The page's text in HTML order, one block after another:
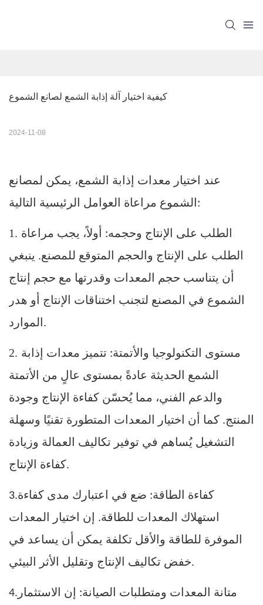
كيفية اختيار آلة إذابة الشمع لصانع الشموع
2024-11-08
عند اختيار معدات إذابة الشمع، يمكن لمصانع
الشموع مراعاة العوامل الرئيسية التالية:
1. الطلب على الإنتاج وحجمه: أولاً، يجب مراعاة
الطلب على الإنتاج والحجم المتوقع للمصنع. ينبغي
أن يتناسب حجم المعدات وقدرتها مع حجم إنتاج
الشموع في المصنع لتجنب اختناقات الإنتاج أو هدر
الموارد.
2. مستوى التكنولوجيا والأتمتة: تتميز معدات إذابة
الشمع الحديثة عادةً بمستوى عالٍ من الأتمتة
والدعم الفني، مما يُحسّن كفاءة الإنتاج وجودة
المنتج. كما أن اختيار المعدات المتطورة تقنيًا وسهلة
التشغيل يُساهم في توفير تكاليف العمالة وزيادة
كفاءة الإنتاج.
3.كفاءة الطاقة: ضع في اعتبارك مدى كفاءة
استهلاك المعدات للطاقة. إن اختيار المعدات
الموفرة للطاقة والأقل تكلفة يمكن أن يساعد في
خفض تكاليف الإنتاج وتقليل الأثر البيئي.
4. متانة المعدات ومتطلبات الصيانة: إن الاستثمار